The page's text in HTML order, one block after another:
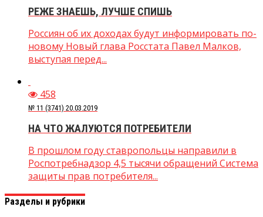
РЕЖЕ ЗНАЕШЬ, ЛУЧШЕ СПИШЬ
Россиян об их доходах будут информировать по-
новому Новый глава Росстата Павел Малков,
выступая перед...
458
№ 11 (3741) 20.03.2019
НА ЧТО ЖАЛУЮТСЯ ПОТРЕБИТЕЛИ
В прошлом году ставропольцы направили в
Роспотребнадзор 4,5 тысячи обращений Система
защиты прав потребителя...
Разделы и рубрики